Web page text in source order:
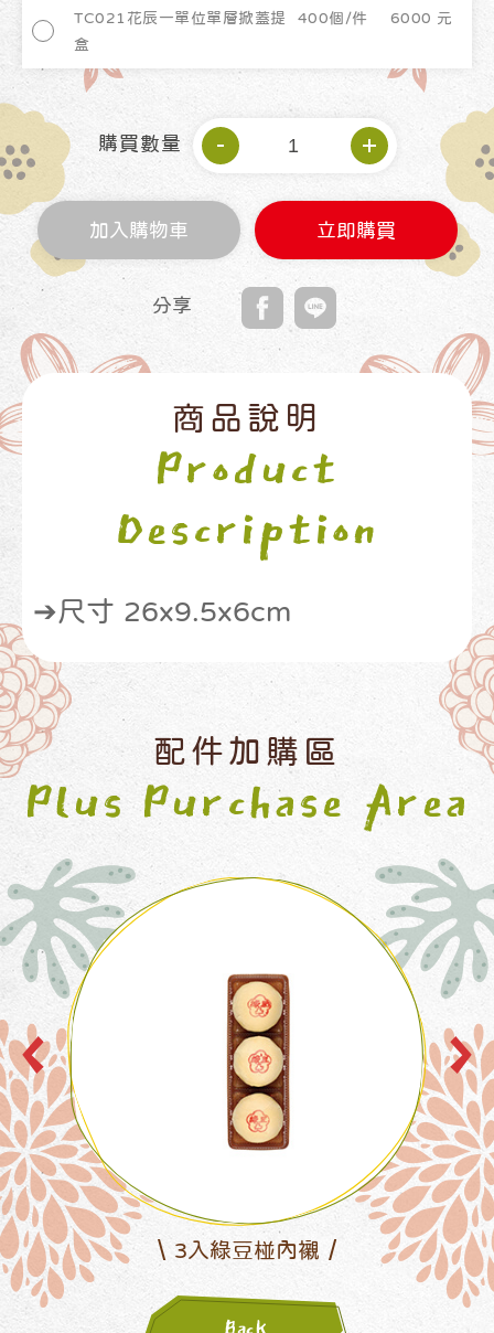
TC021花辰一單位單層掀蓋提
盒
400個/件 6000 元
購買數量
加入購物車 立即購買
分享
商品說明
Product
Description
➔尺寸 26x9.5x6cm
配件加購區
Plus Purchase Area
3入綠豆椪內襯